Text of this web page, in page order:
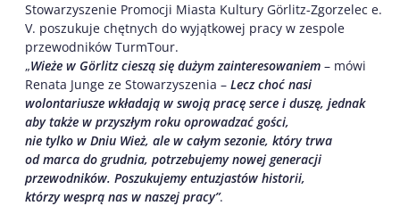
Stowarzyszenie Promocji Miasta Kultury Görlitz-Zgorzelec e.
V. poszukuje chętnych do wyjątkowej pracy w zespole
przewodników TurmTour.
„Wieże w Görlitz cieszą się dużym zainteresowaniem – mówi
Renata Junge ze Stowarzyszenia – Lecz choć nasi
wolontariusze wkładają w swoją pracę serce i duszę, jednak
aby także w przyszłym roku oprowadzać gości,
nie tylko w Dniu Wież, ale w całym sezonie, który trwa
od marca do grudnia, potrzebujemy nowej generacji
przewodników. Poszukujemyentuzjastów historii,
którzy wesprą nas w naszej pracy”.